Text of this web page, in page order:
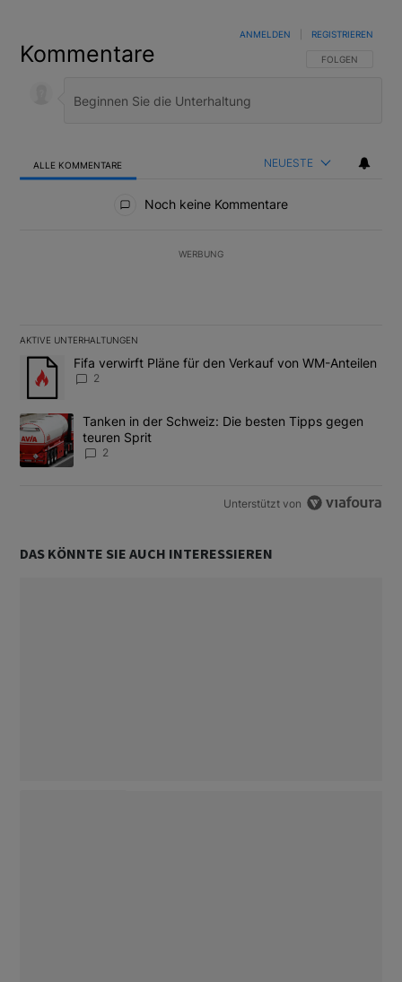
Kommentare FOLGE DIESER
FOLGEN
ANMELDEN REGISTRIEREN
ALLE KOMMENTARE NEUESTE
Noch keine Kommentare
WERBUNG
AKTIVE UNTERHALTUNGEN
Das Folgende ist eine Liste der am meisten kommentierten
Ein Trendartikel mit dem Titel "Fifa verwirft Pläne für den
Fifa verwirft Pläne für den Verkauf von WM-Anteilen
2
Ein Trendartikel mit dem Titel "Tanken in der Schweiz: Die
Tanken in der Schweiz: Die besten Tipps gegen
teuren Sprit
2
Unterstützt von
DAS KÖNNTE SIE AUCH INTERESSIEREN